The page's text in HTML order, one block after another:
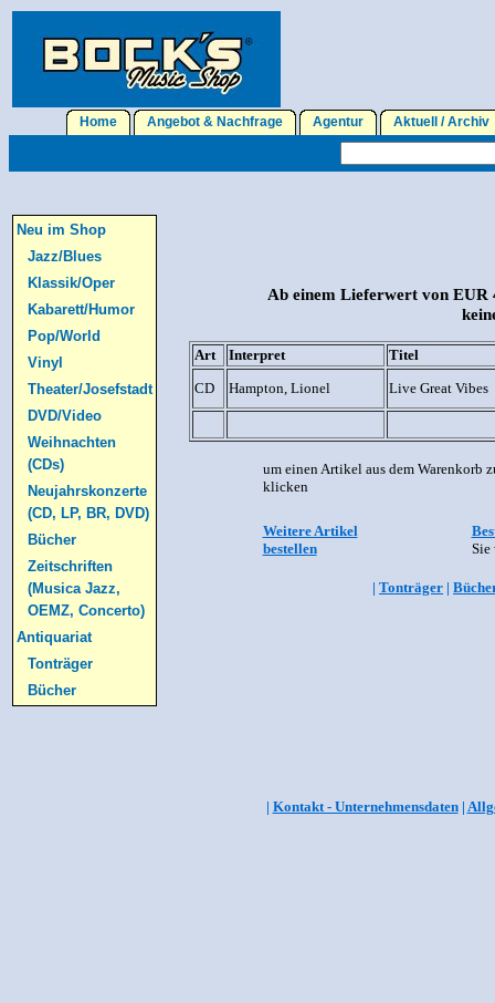
Home Angebot & Nachfrage Agentur Aktuell / Archiv
Neu im Shop
Jazz/Blues
Klassik/Oper
Kabarett/Humor
Pop/World
Vinyl
Theater/Josefstadt
DVD/Video
Weihnachten
(CDs)
Neujahrskonzerte
(CD, LP, BR, DVD)
Bücher
Zeitschriften
(Musica Jazz,
OEMZ, Concerto)
Antiquariat
Tonträger
Bücher
Ab einem Lieferwert von
Art Interpret
Titel
CD
Hampton, Lionel Live Great Vibes
um einen Artikel aus dem Warenkorb
klicken
Weitere Artikel
bestellen
Sie
| Tonträger |
| Kontakt - Unternehmensdaten|